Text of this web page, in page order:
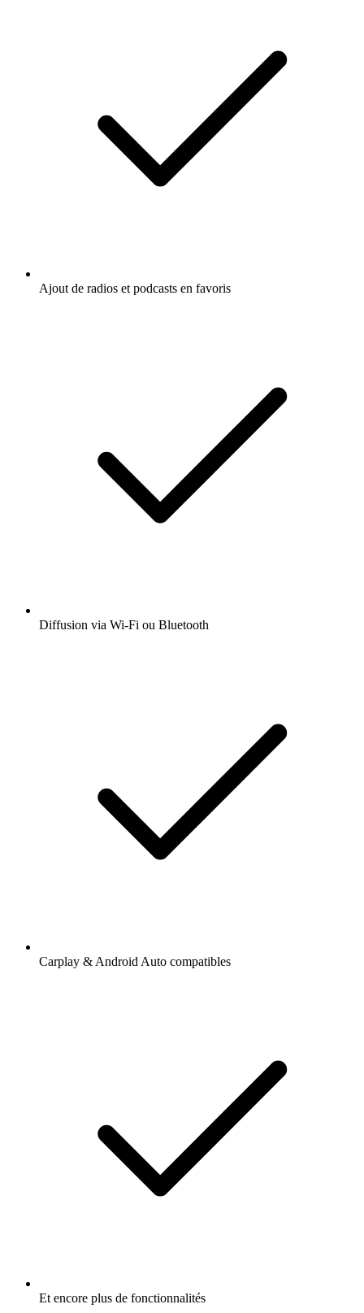
Ajout de radios et podcasts en favoris
Diffusion via Wi-Fi ou Bluetooth
Carplay & Android Auto compatibles
Et encore plus de fonctionnalités